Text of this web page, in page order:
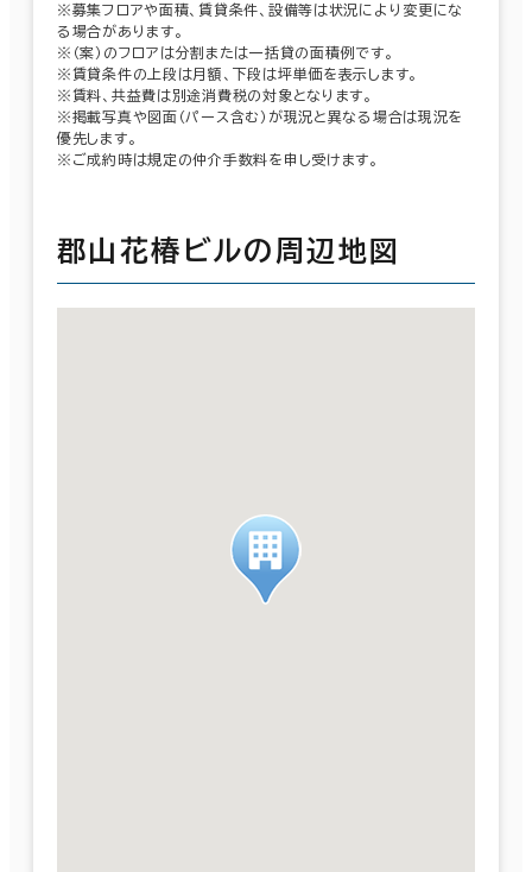
※募集フロアや面積、賃貸条件、設備等は状況により変更にな
る場合があります。
※（案）のフロアは分割または一括貸の面積例です。
※賃貸条件の上段は月額、下段は坪単価を表示します。
※賃料、共益費は別途消費税の対象となります。
※掲載写真や図面（パース含む）が現況と異なる場合は現況を
優先します。
※ご成約時は規定の仲介手数料を申し受けます。
郡山花椿ビルの周辺地図